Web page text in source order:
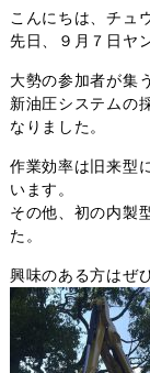
こんにちは、チュ
先日、９月７日ヤ
大勢の参加者が集
新油圧システムの
なりました。
作業効率は旧来型
います。
その他、初の内製
た。
興味のある方はぜ